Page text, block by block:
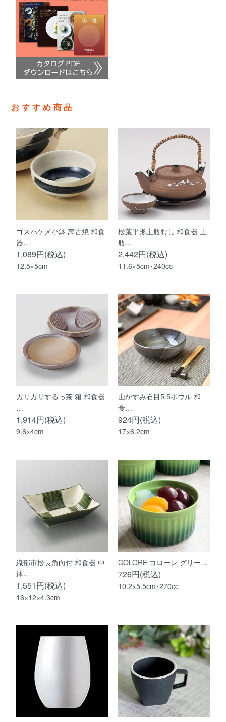
おすすめ商品
ゴスハケメ小鉢 萬古焼 和食
器…
1,089円(税込)
12.5×5cm
松葉平形土瓶むし 和食器 土
瓶…
2,442円(税込)
11.6×5cm･240cc
ガリガリするっ茶 箱 和食器
…
1,914円(税込)
9.6×4cm
山がすみ石目5.5ボウル 和
食…
924円(税込)
17×6.2cm
織部市松長角向付 和食器 中
鉢…
1,551円(税込)
16×12×4.3cm
COLORE コローレ グリー…
726円(税込)
10.2×5.5cm･270cc